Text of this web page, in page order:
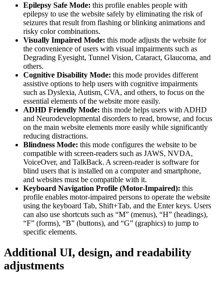
Epilepsy Safe Mode: this profile enables people with
epilepsy to use the website safely by eliminating the risk of
seizures that result from flashing or blinking animations and
risky color combinations.
Visually Impaired Mode: this mode adjusts the website for
the convenience of users with visual impairments such as
Degrading Eyesight, Tunnel Vision, Cataract, Glaucoma, and
others.
Cognitive Disability Mode: this mode provides different
assistive options to help users with cognitive impairments
such as Dyslexia, Autism, CVA, and others, to focus on the
essential elements of the website more easily.
ADHD Friendly Mode: this mode helps users with ADHD
and Neurodevelopmental disorders to read, browse, and focus
on the main website elements more easily while significantly
reducing distractions.
Blindness Mode: this mode configures the website to be
compatible with screen-readers such as JAWS, NVDA,
VoiceOver, and TalkBack. A screen-reader is software for
blind users that is installed on a computer and smartphone,
and websites must be compatible with it.
Keyboard Navigation Profile (Motor-Impaired): this
profile enables motor-impaired persons to operate the website
using the keyboard Tab, Shift+Tab, and the Enter keys. Users
can also use shortcuts such as “M” (menus), “H” (headings),
“F” (forms), “B” (buttons), and “G” (graphics) to jump to
specific elements.
Additional UI, design, and readability
adjustments